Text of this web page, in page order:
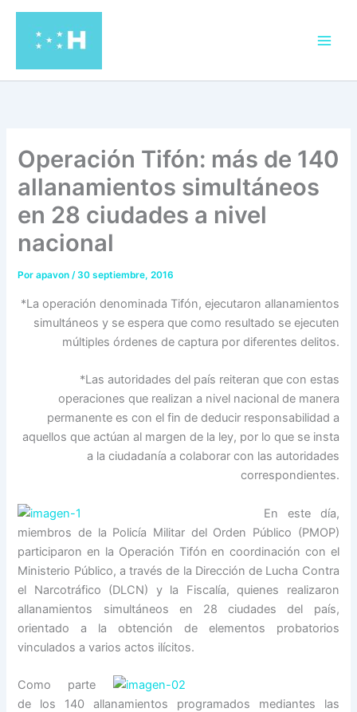
contenido
Operación Tifón: más de 140
allanamientos simultáneos
en 28 ciudades a nivel
nacional
Porapavon/30 septiembre, 2016
*La operación denominada Tifón, ejecutaron allanamientos
simultáneos y se espera que como resultado se ejecuten
múltiples órdenes de captura por diferentes delitos.
*Las autoridades del país reiteran que con estas
operaciones que realizan a nivel nacional de manera
permanente es con el fin de deducir responsabilidad a
aquellos que actúan al margen de la ley, por lo que se insta
a la ciudadanía a colaborar con las autoridades
correspondientes.
En este día,
miembros de la Policía Militar del Orden Público (PMOP)
participaron en la Operación Tifón en coordinación con el
Ministerio Público, a través de la Dirección de Lucha Contra
el Narcotráfico (DLCN) y la Fiscalía, quienes realizaron
allanamientos simultáneos en 28 ciudades del país,
orientado a la obtención de elementos probatorios
vinculados a varios actos ilícitos.
Como parte
de los 140 allanamientos programados mediantes las